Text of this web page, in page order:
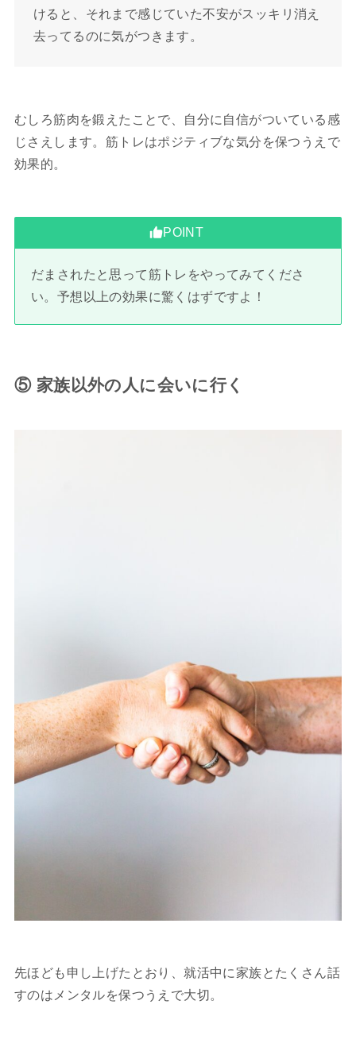
けると、それまで感じていた不安がスッキリ消え
去ってるのに気がつきます。
むしろ筋肉を鍛えたことで、自分に自信がついている感
じさえします。筋トレはポジティブな気分を保つうえで
効果的。
POINT
だまされたと思って筋トレをやってみてくださ
い。予想以上の効果に驚くはずですよ！
⑤ 家族以外の人に会いに行く
先ほども申し上げたとおり、就活中に家族とたくさん話
すのはメンタルを保つうえで大切。